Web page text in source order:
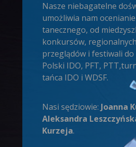
Nasze niebagatelne
umożliwia nam
tanecznego, od
konkursów, regionalnych
przeglądów i festiwali
Polski IDO, PFT,
tańca IDO i WDSF.
Nasi sędziowie: Joanna
Aleksandra
Kurzeja.